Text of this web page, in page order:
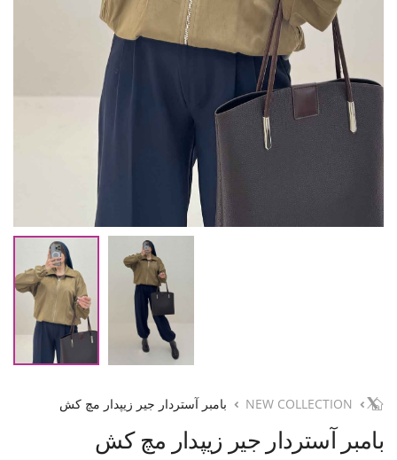
NEW COLLECTION بامبر آستردار جیر زیپدار مچ کش
بامبر آستردار جیر زیپدار مچ کش